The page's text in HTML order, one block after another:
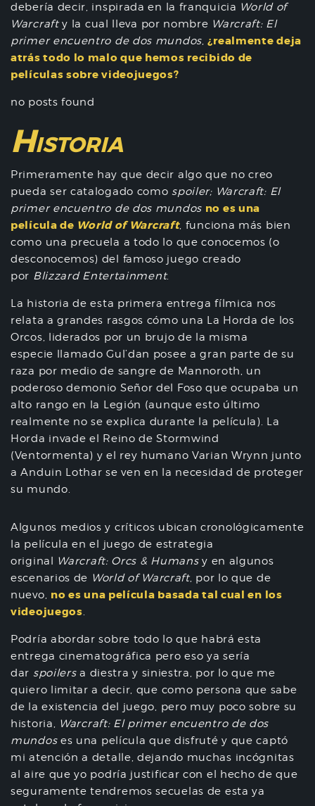
debería decir, inspirada en la franquicia World of
Warcrafty la cual lleva por nombre Warcraft: El
primer encuentro de dos mundos,¿realmente deja
atrás todo lo malo que hemos recibido de
películas sobre videojuegos?
no posts found
HISTORIA
Primeramente hay que decir algo que no creo
pueda ser catalogado como spoiler; Warcraft: El
primer encuentro de dos mundos no es una
película de World of Warcraft, funciona más bien
como una precuela a todo lo que conocemos (o
desconocemos) del famoso juego creado
por Blizzard Entertainment.
La historia de esta primera entrega fílmica nos
relata a grandes rasgos cómo una La Horda de los
Orcos, liderados por un brujo de la misma
especie llamado Gul’dan posee a gran parte de su
raza por medio de sangre de Mannoroth, un
poderoso demonio Señor del Foso que ocupaba un
alto rango en la Legión (aunque esto último
realmente no se explica durante la película). La
Horda invade el Reino de Stormwind
(Ventormenta) y el rey humano Varian Wrynn junto
a Anduin Lothar se ven en la necesidad de proteger
su mundo.
Algunos medios y críticos ubican cronológicamente
la película en el juego de estrategia
original Warcraft: Orcs & Humansy en algunos
escenarios de World of Warcraft, por lo que de
nuevo, no es una película basada tal cual en los
videojuegos.
Podría abordar sobre todo lo que habrá esta
entrega cinematográfica pero eso ya sería
dar spoilersa diestra y siniestra, por lo que me
quiero limitar a decir, que como persona que sabe
de la existencia del juego, pero muy poco sobre su
historia, Warcraft: El primer encuentro de dos
mundos es una película que disfruté y que captó
mi atención a detalle, dejando muchas incógnitas
al aire que yo podría justificar con el hecho de que
seguramente tendremos secuelas de esta ya